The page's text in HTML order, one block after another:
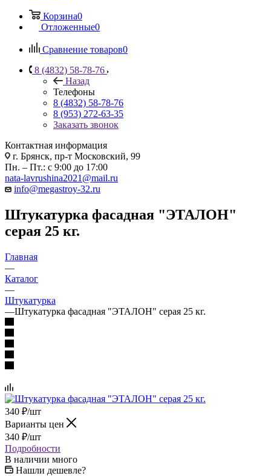
Корзина0
Отложенные0
Сравнение товаров0
8 (4832) 58-78-76
Назад
Телефоны
8 (4832) 58-78-76
8 (953) 272-63-35
Заказать звонок
Контактная информация
г. Брянск, пр-т Московский, 99
Пн. – Пт.: с 9:00 до 17:00
nata-lavrushina2021@mail.ru
info@megastroy-32.ru
Штукатурка фасадная "ЭТАЛОН"
серая 25 кг.
Главная
—
Каталог
—
Штукатурка
—Штукатурка фасадная "ЭТАЛОН" серая 25 кг.
340 ₽/шт
Варианты цен
340 ₽/шт
Подробности
В наличии много
Нашли дешевле?